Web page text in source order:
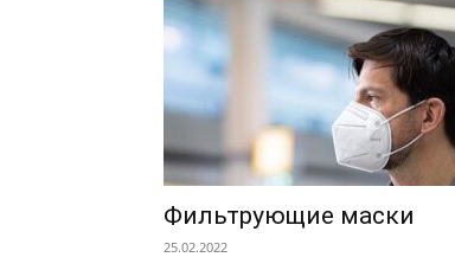
Фильтрующие маски
25.02.2022